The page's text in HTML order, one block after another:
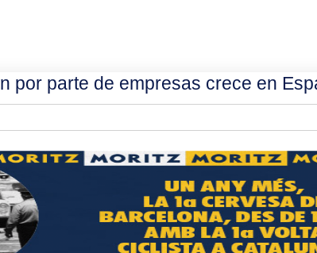
por parte de empresas crece en